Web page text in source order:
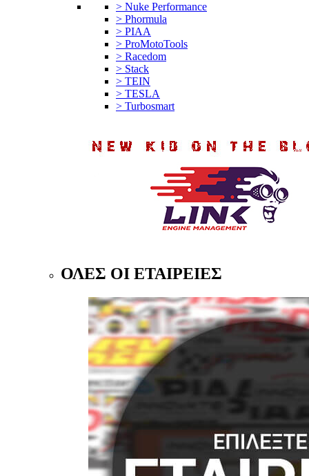
> Nuke Performance
> Phormula
> PIAA
> ProMotoTools
> Racedom
> Stack
> TEIN
> TESLA
> Turbosmart
ΟΛΕΣ ΟΙ ΕΤΑΙΡΕΙΕΣ